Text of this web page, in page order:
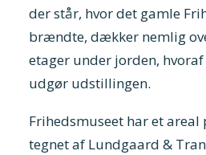
der står, hvor det gamle
brændte, dækker nemlig
etager under jorden,
udgør udstillingen.
Frihedsmuseet har et areal
tegnet af Lundgaard &